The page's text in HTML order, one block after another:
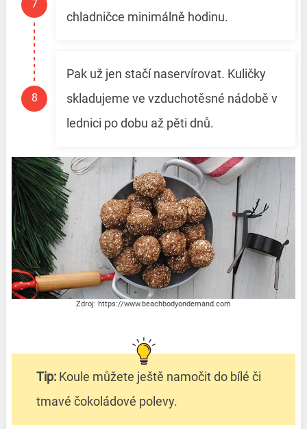
chladničce minimálně hodinu.
Pak už jen stačí naservírovat. Kuličky
skladujeme ve vzduchotěsné nádobě v
lednici po dobu až pěti dnů.
Zdroj: https://www.beachbodyondemand.com
Tip:Koule můžete ještě namočit do bílé či
tmavé čokoládové polevy.